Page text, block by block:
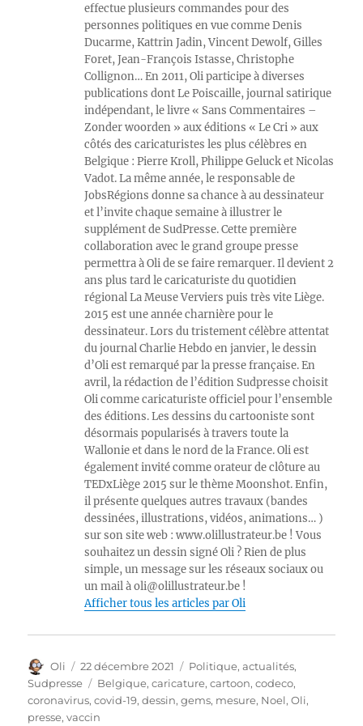
effectue plusieurs commandes pour des
personnes politiques en vue comme Denis
Ducarme, Kattrin Jadin, Vincent Dewolf, Gilles
Foret, Jean-François Istasse, Christophe
Collignon… En 2011, Oli participe à diverses
publications dont Le Poiscaille, journal satirique
indépendant, le livre « Sans Commentaires –
Zonder woorden » aux éditions « Le Cri » aux
côtés des caricaturistes les plus célèbres en
Belgique : Pierre Kroll, Philippe Geluck et Nicolas
Vadot. La même année, le responsable de
JobsRégions donne sa chance à au dessinateur
et l’invite chaque semaine à illustrer le
supplément de SudPresse. Cette première
collaboration avec le grand groupe presse
permettra à Oli de se faire remarquer. Il devient 2
ans plus tard le caricaturiste du quotidien
régional La Meuse Verviers puis très vite Liège.
2015 est une année charnière pour le
dessinateur. Lors du tristement célèbre attentat
du journal Charlie Hebdo en janvier, le dessin
d’Oli est remarqué par la presse française. En
avril, la rédaction de l’édition Sudpresse choisit
Oli comme caricaturiste officiel pour l’ensemble
des éditions. Les dessins du cartooniste sont
désormais popularisés à travers toute la
Wallonie et dans le nord de la France. Oli est
également invité comme orateur de clôture au
TEDxLiège 2015 sur le thème Moonshot. Enfin,
il présente quelques autres travaux (bandes
dessinées, illustrations, vidéos, animations… )
sur son site web : www.olillustrateur.be ! Vous
souhaitez un dessin signé Oli ? Rien de plus
simple, un message sur les réseaux sociaux ou
un mail à oli@olillustrateur.be !
Afficher tous les articles par Oli
Auteur
Oli
Publié
le
22 décembre 2021 Catégories
Politique, actualités,
Sudpresse
Étiquettes
Belgique,caricature,cartoon,codeco,
coronavirus,covid-19,dessin,gems, mesure, Noel,Oli,
presse,vaccin